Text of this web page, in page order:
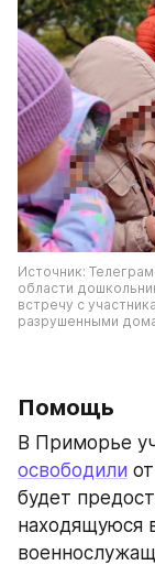
Источник:
области
встречу с
разрушенными
Помощь
освободили
будет
находящуюся